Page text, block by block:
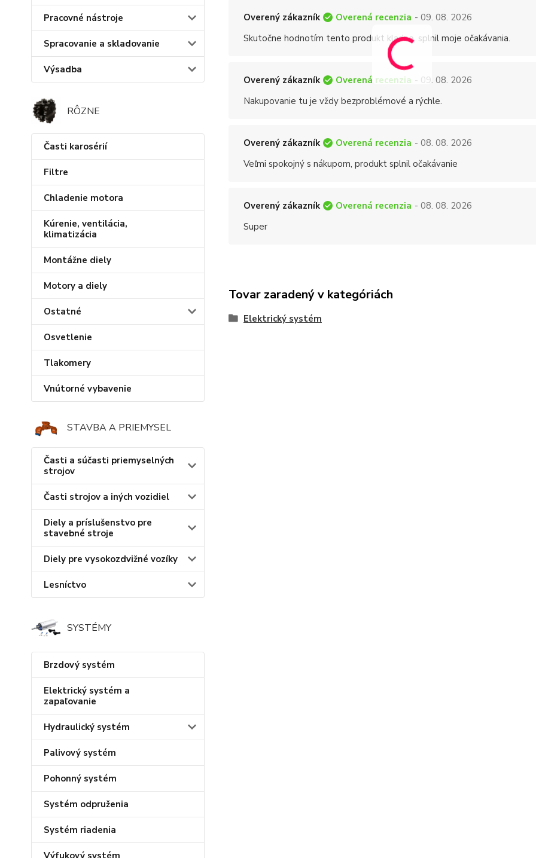
Pracovné nástroje
Spracovanie a skladovanie
Výsadba
RÔZNE
Časti karosérií
Filtre
Chladenie motora
Kúrenie, ventilácia,
klimatizácia
Montážne diely
Motory a diely
Ostatné
Osvetlenie
Tlakomery
Vnútorné vybavenie
STAVBA A PRIEMYSEL
Časti a súčasti priemyselných
strojov
Časti strojov a iných vozidiel
Diely a príslušenstvo pre
stavebné stroje
Diely pre vysokozdvižné vozíky
Lesníctvo
SYSTÉMY
Brzdový systém
Elektrický systém a
zapaľovanie
Hydraulický systém
Palivový systém
Pohonný systém
Systém odpruženia
Systém riadenia
Overený zákazník Overená recenzia - 09. 08. 2026
Skutočne hodnotím tento produkt kladne, splnil moje očakávania.
Overený zákazník Overená recenzia - 09. 08. 2026
Nakupovanie tu je vždy bezproblémové a rýchle.
Overený zákazník Overená recenzia - 08. 08. 2026
Veľmi spokojný s nákupom, produkt splnil očakávanie
Overený zákazník Overená recenzia - 08. 08. 2026
Super
Tovar zaradený v kategóriách
Elektrický systém